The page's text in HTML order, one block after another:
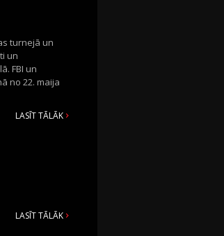
turnejā un
un
FBI un
no 22. maija
LASĪT TĀLĀK
LASĪT TĀLĀK